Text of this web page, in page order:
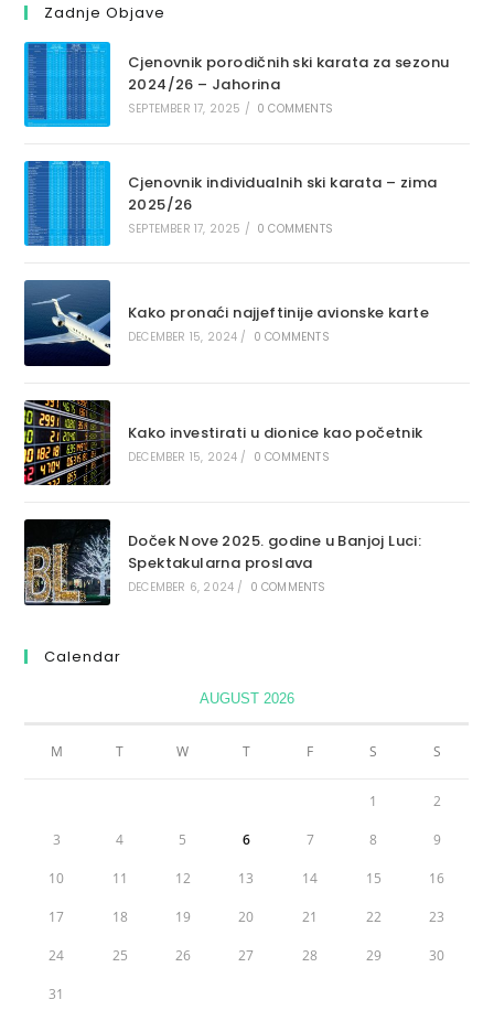
Zadnje Objave
Cjenovnik porodičnih ski karata za sezonu
2024/26 – Jahorina
SEPTEMBER 17, 2025 / 0 COMMENTS
Cjenovnik individualnih ski karata – zima
2025/26
SEPTEMBER 17, 2025 / 0 COMMENTS
Kako pronaći najjeftinije avionske karte
DECEMBER 15, 2024 / 0 COMMENTS
Kako investirati u dionice kao početnik
DECEMBER 15, 2024 / 0 COMMENTS
Doček Nove 2025. godine u Banjoj Luci:
Spektakularna proslava
DECEMBER 6, 2024 / 0 COMMENTS
Calendar
AUGUST 2026
M T W T F S S
1 2
3 4 5 6 7 8 9
10 11 12 13 14 15 16
17 18 19 20 21 22 23
24 25 26 27 28 29 30
31